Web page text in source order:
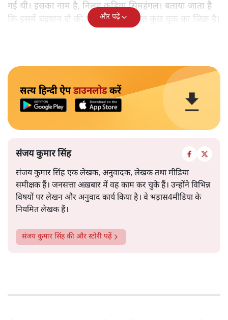
गई थी। इसका नाम है, निलवु कुडिचा सिमहंगल। बताया जाता है
कि इसमें चंद्रयान दो की नाकामी से संबंधित कुछ चूक का जिक्र है।
और पढ़ें
सत्य हिन्दी ऐपडाउनलोडकरें
संजय कुमार सिंह
संजय कुमार सिंह एक लेखक, अनुवादक, लेखक तथा मीडिया
समीक्षक हैं। जनसत्ता अख़बार में वह काम कर चुके हैं। उन्होंने विभिन्न
विषयों पर लेखन और अनुवाद कार्य किया है। वे भड़ास4मीडिया के
नियमित लेखक हैं।
संजय कुमार सिंहकी और स्टोरी पढ़ें